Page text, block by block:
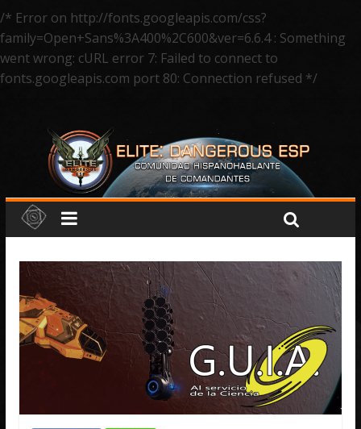
/* Error on http://fonts.googleapis.com/css?
family=Open+Sans%3A400%2C600&ver=6.6.4 : Something
went wrong: cURL error 7: Failed to connect to
fonts.googleapis.com port 80: Connection refused */